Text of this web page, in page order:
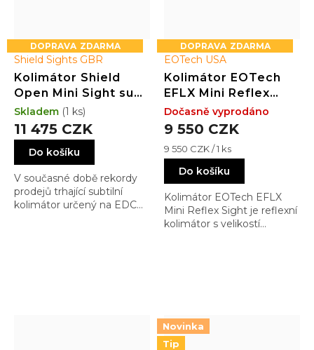
ZDARMA
Shield Sights GBR
Kolimátor Shield
Open Mini Sight sub
compact (OMSsc)
GLASS edition Draw
4MOA Dot
(3.25MOA)
11 475 CZK
Do košíku
V současné době rekordy
prodejů trhající subtilní
kolimátor určený na EDC
Skladem (1 ks)
ZDARMA
EOTech USA
Kolimátor EOTech
EFLX Mini Reflex
Sight (3 MOA dot)
9 550 CZK
Měrná
cena:
9 550 CZK / 1 ks
Do košíku
Kolimátor EOTech EFLX
Mini Reflex Sight je reflexní
kolimátor s velikostí
Dočasně vyprodáno
Novinka
Tip